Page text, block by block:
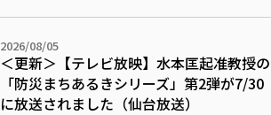
2026/08/05
＜更新＞【テレビ放映】水本匡起准教授の
「防災まちあるきシリーズ」第2弾が7/30
に放送されました（仙台放送）